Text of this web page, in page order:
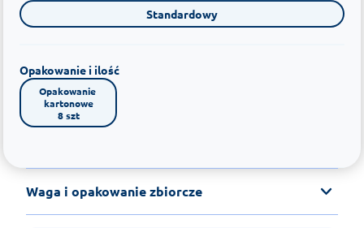
Standardowy
Opakowanie i ilość
Opakowanie
kartonowe
8 szt
Waga i opakowanie zbiorcze